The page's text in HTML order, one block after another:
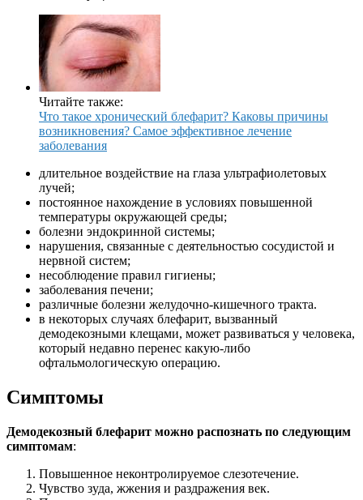
Читайте также:
Что такое хронический блефарит? Каковы причины
возникновения? Самое эффективное лечение
заболевания
длительное воздействие на глаза ультрафиолетовых
лучей;
постоянное нахождение в условиях повышенной
температуры окружающей среды;
болезни эндокринной системы;
нарушения, связанные с деятельностью сосудистой и
нервной систем;
несоблюдение правил гигиены;
заболевания печени;
различные болезни желудочно-кишечного тракта.
в некоторых случаях блефарит, вызванный
демодекозными клещами, может развиваться у человека,
который недавно перенес какую-либо
офтальмологическую операцию.
Симптомы
Демодекозный блефарит можно распознать по следующим
симптомам:
Повышенное неконтролируемое слезотечение.
Чувство зуда, жжения и раздражения век.